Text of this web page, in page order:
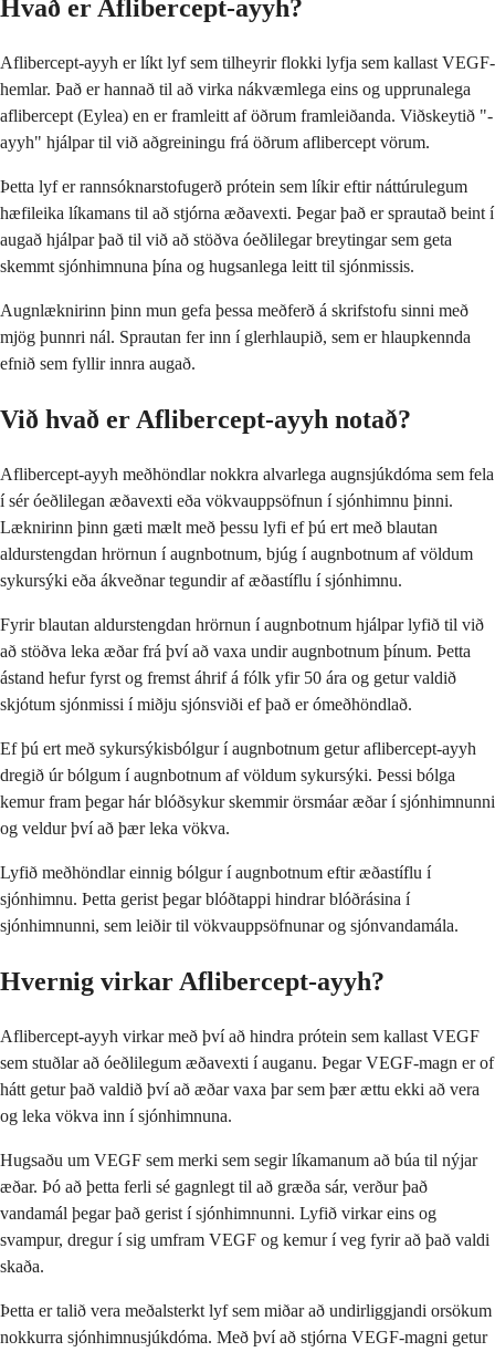
Hvað er Aflibercept-ayyh?
Aflibercept-ayyh er líkt lyf sem tilheyrir flokki lyfja sem kallast VEGF-
hemlar. Það er hannað til að virka nákvæmlega eins og upprunalega
aflibercept (Eylea) en er framleitt af öðrum framleiðanda. Viðskeytið "-
ayyh" hjálpar til við aðgreiningu frá öðrum aflibercept vörum.
Þetta lyf er rannsóknarstofugerð prótein sem líkir eftir náttúrulegum
hæfileika líkamans til að stjórna æðavexti. Þegar það er sprautað beint í
augað hjálpar það til við að stöðva óeðlilegar breytingar sem geta
skemmt sjónhimnuna þína og hugsanlega leitt til sjónmissis.
Augnlæknirinn þinn mun gefa þessa meðferð á skrifstofu sinni með
mjög þunnri nál. Sprautan fer inn í glerhlaupið, sem er hlaupkennda
efnið sem fyllir innra augað.
Við hvað er Aflibercept-ayyh notað?
Aflibercept-ayyh meðhöndlar nokkra alvarlega augnsjúkdóma sem fela
í sér óeðlilegan æðavexti eða vökvauppsöfnun í sjónhimnu þinni.
Læknirinn þinn gæti mælt með þessu lyfi ef þú ert með blautan
aldurstengdan hrörnun í augnbotnum, bjúg í augnbotnum af völdum
sykursýki eða ákveðnar tegundir af æðastíflu í sjónhimnu.
Fyrir blautan aldurstengdan hrörnun í augnbotnum hjálpar lyfið til við
að stöðva leka æðar frá því að vaxa undir augnbotnum þínum. Þetta
ástand hefur fyrst og fremst áhrif á fólk yfir 50 ára og getur valdið
skjótum sjónmissi í miðju sjónsviði ef það er ómeðhöndlað.
Ef þú ert með sykursýkisbólgur í augnbotnum getur aflibercept-ayyh
dregið úr bólgum í augnbotnum af völdum sykursýki. Þessi bólga
kemur fram þegar hár blóðsykur skemmir örsmáar æðar í sjónhimnunni
og veldur því að þær leka vökva.
Lyfið meðhöndlar einnig bólgur í augnbotnum eftir æðastíflu í
sjónhimnu. Þetta gerist þegar blóðtappi hindrar blóðrásina í
sjónhimnunni, sem leiðir til vökvauppsöfnunar og sjónvandamála.
Hvernig virkar Aflibercept-ayyh?
Aflibercept-ayyh virkar með því að hindra prótein sem kallast VEGF
sem stuðlar að óeðlilegum æðavexti í auganu. Þegar VEGF-magn er of
hátt getur það valdið því að æðar vaxa þar sem þær ættu ekki að vera
og leka vökva inn í sjónhimnuna.
Hugsaðu um VEGF sem merki sem segir líkamanum að búa til nýjar
æðar. Þó að þetta ferli sé gagnlegt til að græða sár, verður það
vandamál þegar það gerist í sjónhimnunni. Lyfið virkar eins og
svampur, dregur í sig umfram VEGF og kemur í veg fyrir að það valdi
skaða.
Þetta er talið vera meðalsterkt lyf sem miðar að undirliggjandi orsökum
nokkurra sjónhimnusjúkdóma. Með því að stjórna VEGF-magni getur